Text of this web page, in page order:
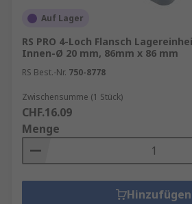
Auf Lager
RS PRO 4-Loch Flansch
Innen-Ø 20 mm, 86mm x 86 mm
RS Best.-Nr. 750-8778
Zwischensumme (1 Stück)
CHF.16.09
Menge
Hinzufügen